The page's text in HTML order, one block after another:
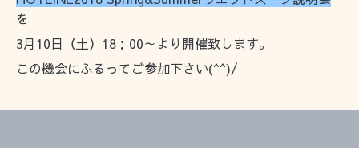
を
3月10日（土）18：00～より開催致します。
この機会にふるってご参加下さい(^^)/